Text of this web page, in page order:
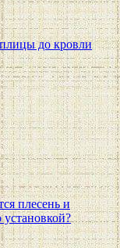
до кровли
плесень и
установкой?